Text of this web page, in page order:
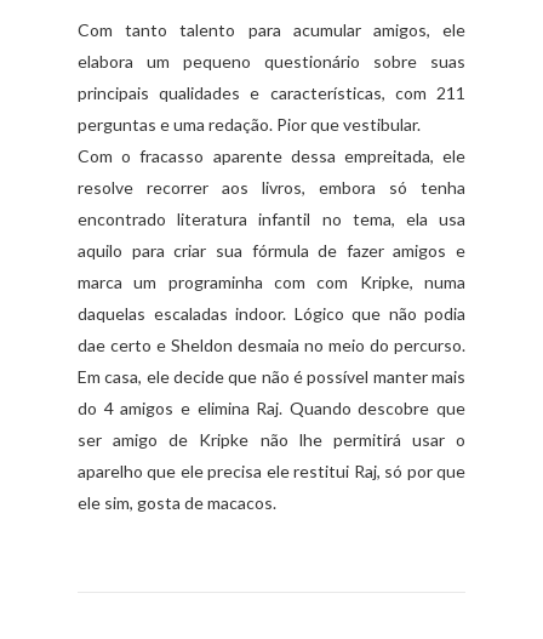
Com tanto talento para acumular amigos, ele
elabora um pequeno questionário sobre suas
principais qualidades e características, com 211
perguntas e uma redação. Pior que vestibular.
Com o fracasso aparente dessa empreitada, ele
resolve recorrer aos livros, embora só tenha
encontrado literatura infantil no tema, ela usa
aquilo para criar sua fórmula de fazer amigos e
marca um programinha com com Kripke, numa
daquelas escaladas indoor. Lógico que não podia
dae certo e Sheldon desmaia no meio do percurso.
Em casa, ele decide que não é possível manter mais
do 4 amigos e elimina Raj. Quando descobre que
ser amigo de Kripke não lhe permitirá usar o
aparelho que ele precisa ele restitui Raj, só por que
ele sim, gosta de macacos.